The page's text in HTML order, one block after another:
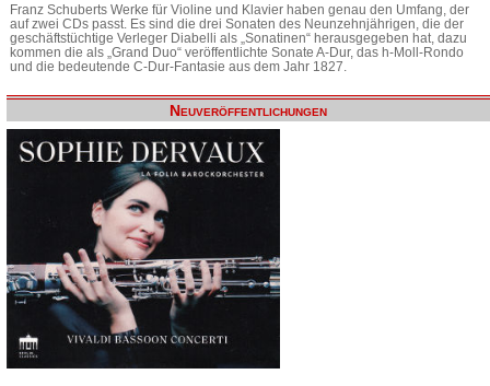
Franz Schuberts Werke für Violine und Klavier haben genau den Umfang, der
auf zwei CDs passt. Es sind die drei Sonaten des Neunzehnjährigen, die der
geschäftstüchtige Verleger Diabelli als „Sonatinen“ herausgegeben hat, dazu
kommen die als „Grand Duo“ veröffentlichte Sonate A-Dur, das h-Moll-Rondo
und die bedeutende C-Dur-Fantasie aus dem Jahr 1827.
Neuveröffentlichungen